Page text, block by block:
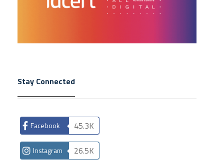
Stay Connected
Facebook 45.3K
Instagram 26.5K